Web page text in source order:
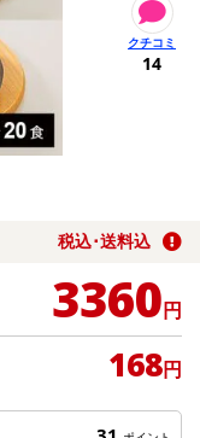
14
税込･送料込
3360円
168円